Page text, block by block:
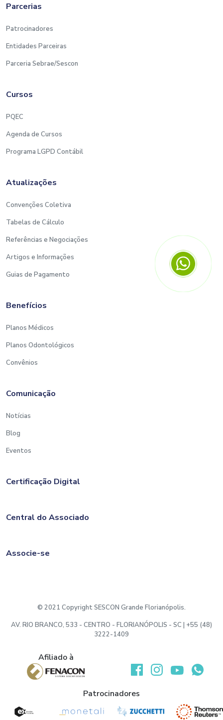
Parcerias
Patrocinadores
Entidades Parceiras
Parceria Sebrae/Sescon
Cursos
PQEC
Agenda de Cursos
Programa LGPD Contábil
Atualizações
Convenções Coletiva
Tabelas de Cálculo
Referências e Negociações
Artigos e Informações
Guias de Pagamento
Benefícios
Planos Médicos
Planos Odontológicos
Convênios
Comunicação
Notícias
Blog
Eventos
Certificação Digital
Central do Associado
Associe-se
© 2021 Copyright SESCON Grande Florianópolis.
AV. RIO BRANCO, 533 - CENTRO - FLORIANÓPOLIS - SC | +55 (48)
3222-1409
Afiliado à
Desenvolvido por:
Patrocinadores